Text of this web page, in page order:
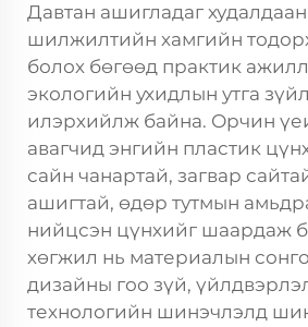
Давтан ашигладаг
шилжилтийн хамгийн
болох бөгөөд практик
экологийн ухидлын утга
илэрхийлж байна. Орчин
авагчид энгийн пластик
сайн чанартай, загвар
ашигтай, өдөр тутмын
нийцсэн цүнхийг шаардаж
хөгжил нь материалын
дизайны гоо зүй,
технологийн шинэчлэлд